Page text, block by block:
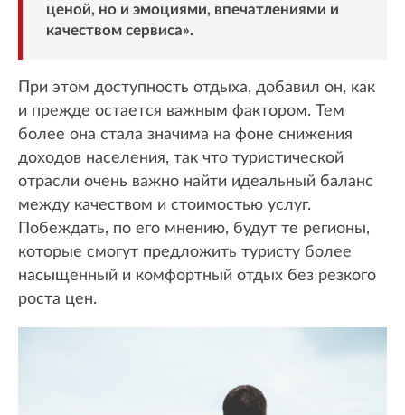
ценой, но и эмоциями, впечатлениями и
качеством сервиса».
При этом доступность отдыха, добавил он, как
и прежде остается важным фактором. Тем
более она стала значима на фоне снижения
доходов населения, так что туристической
отрасли очень важно найти идеальный баланс
между качеством и стоимостью услуг.
Побеждать, по его мнению, будут те регионы,
которые смогут предложить туристу более
насыщенный и комфортный отдых без резкого
роста цен.